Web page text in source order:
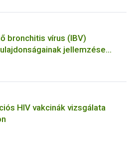
bronchitis vírus (IBV)
jellemzése
biológiai eszközökkel
HIV vakcinák vizsgálata